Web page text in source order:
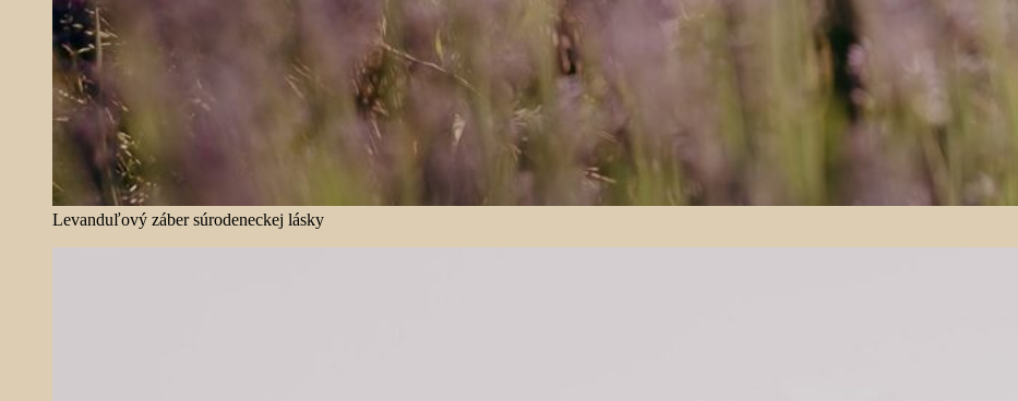
Levanduľový záber súrodeneckej lásky